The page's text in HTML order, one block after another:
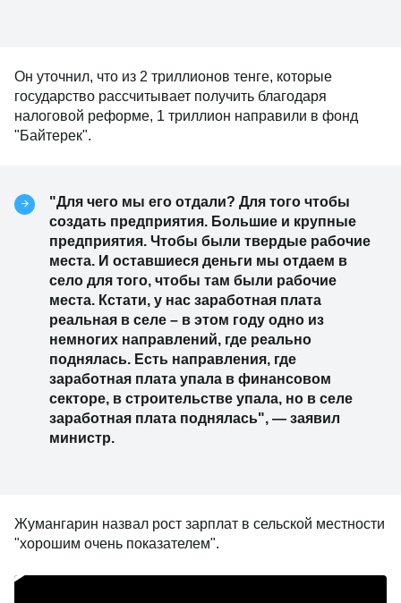
Он уточнил, что из 2 триллионов тенге, которые
государство рассчитывает получить благодаря
налоговой реформе, 1 триллион направили в фонд
"Байтерек".
"Для чего мы его отдали? Для того чтобы
создать предприятия. Большие и крупные
предприятия. Чтобы были твердые рабочие
места. И оставшиеся деньги мы отдаем в
село для того, чтобы там были рабочие
места. Кстати, у нас заработная плата
реальная в селе – в этом году одно из
немногих направлений, где реально
поднялась. Есть направления, где
заработная плата упала в финансовом
секторе, в строительстве упала, но в селе
заработная плата поднялась", — заявил
министр.
Жумангарин назвал рост зарплат в сельской местности
"хорошим очень показателем".